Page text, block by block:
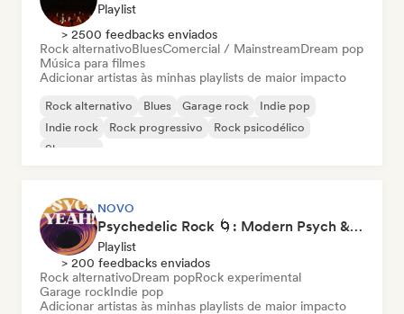
Playlist
> 2500 feedbacks enviados
Rock alternativoBluesComercial / MainstreamDream pop
Música para filmes
Adicionar artistas às minhas playlists de maior impacto
Rock alternativo Blues Garage rock
Indie pop
Indie rock
Rock progressivo
Rock psicodélico
Shoegaze
NOVO
Psychedelic Rock 🌀: Modern Psych & Turkish Vibes
Playlist
> 200 feedbacks enviados
Rock alternativoDream popRock experimental
Garage rockIndie pop
Adicionar artistas às minhas playlists de maior impacto